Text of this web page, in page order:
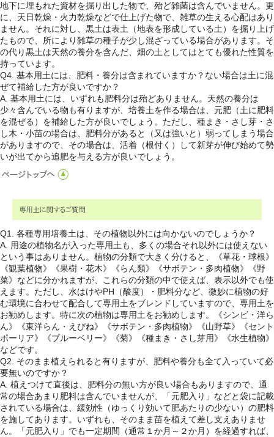
地下に埋もれた資材を掘り出した物で、殆ど雑菌は含んでいません。更
に、天日乾燥・火力乾燥などで仕上げた物で、雑草の生える心配はあり
ません。それに対し、黒土は表土（地表を形成している土）を掘り上げ
たもので、所により雑草の種子が少し混ざっている場合があります。そ
の代り黒土は天然の養分を含んだ、畑の土としてはとても優れた性質を
持っています。
Q4. 基本用土には、肥料・養分は含まれていますか？ない場合は土に混
ぜて補給した方が良いですか？
A. 基本用土には、いずれも肥料分は殆どありません。天然の養分は
少々含んでいる物も有りますが、培養土を作る場合は、元肥（土に肥料
を混ぜる）を補給した方が良いでしょう。ただし、種まき・さし芽・さ
し木・小苗の場合は、肥料分があると（又は強いと）弱ってしまう場合
がありますので、その場合は、活着（根付く）して新芽が伸び始めて勢
いが出てから追肥を与える方が良いでしょう。
Q1. 各種専用培養土は、その植物以外には向かないのでしょうか？
A. 用途の植物名が入った専用土も、多くの場合それ以外には使えない
という事はありません。植物の分類で大きく分けると、《草花・球根》
《観葉植物》《果樹・花木》《らん類》《サボテン・多肉植物》《野
菜》などに分かれますが、これらの分類の中で使えば、表示以外でも使
えます。ただし、水はけやPH（酸度）・肥料分など、微妙に植物の好
む環境に合わせて配合して専用土をブレンドしていますので、専用土を
お勧めします。特に次の植物は専用土をお勧めします。《シンビ・洋ら
ん》《東洋らん・えびね》《サボテン・多肉植物》《山野草》《セント
ポーリア》《ブルーベリー》《菊》《種まき・さし芽用》《水生植物》
などです。
Q2. そのまま植えられると有りますが、肥料や養分も全て入っていて必
要無いのですか？
A. 植えつけて直後は、肥料分の無い方が良い場合もありますので、通
常の場合あまり肥料は含んでいませんが、「元肥入り」などと袋に記載
されている場合は、緩効性（ゆっくり効いて肥あたりの少ない）の肥料
を施してあります。いずれも、そのまま苗を植えて差し支えありませ
ん。「元肥入り」でも一定期間（通常１か月～２か月）を経過すれば、